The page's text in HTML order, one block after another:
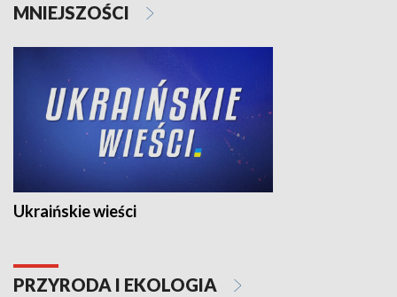
MNIEJSZOŚCI
Ukraińskie wieści
PRZYRODA I EKOLOGIA